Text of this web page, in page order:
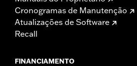
Cronogramas de Manutenção
Atualizações de Software
Recall
FINANCIAMENTO